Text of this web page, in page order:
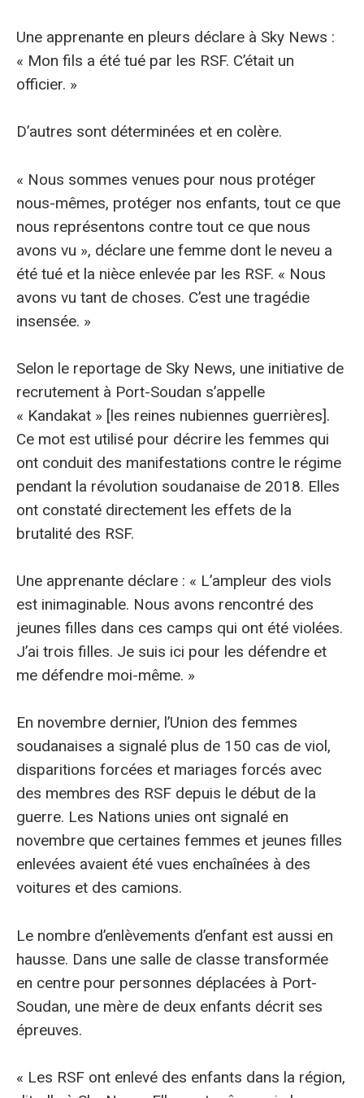
Une apprenante en pleurs déclare à Sky News :
« Mon fils a été tué par les RSF. C’était un
officier. »
D’autres sont déterminées et en colère.
« Nous sommes venues pour nous protéger
nous-mêmes, protéger nos enfants, tout ce que
nous représentons contre tout ce que nous
avons vu », déclare une femme dont le neveu a
été tué et la nièce enlevée par les RSF. « Nous
avons vu tant de choses. C’est une tragédie
insensée. »
Selon le reportage de Sky News, une initiative de
recrutement à Port-Soudan s’appelle
« Kandakat » [les reines nubiennes guerrières].
Ce mot est utilisé pour décrire les femmes qui
ont conduit des manifestations contre le régime
pendant la révolution soudanaise de 2018. Elles
ont constaté directement les effets de la
brutalité des RSF.
Une apprenante déclare : « L’ampleur des viols
est inimaginable. Nous avons rencontré des
jeunes filles dans ces camps qui ont été violées.
J’ai trois filles. Je suis ici pour les défendre et
me défendre moi-même. »
En novembre dernier, l’Union des femmes
soudanaises a signalé plus de 150 cas de viol,
disparitions forcées et mariages forcés avec
des membres des RSF depuis le début de la
guerre. Les Nations unies ont signalé en
novembre que certaines femmes et jeunes filles
enlevées avaient été vues enchaînées à des
voitures et des camions.
Le nombre d’enlèvements d’enfant est aussi en
hausse. Dans une salle de classe transformée
en centre pour personnes déplacées à Port-
Soudan, une mère de deux enfants décrit ses
épreuves.
« Les RSF ont enlevé des enfants dans la région,